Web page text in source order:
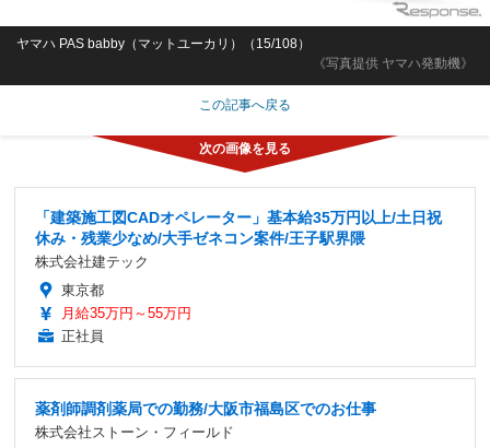
《写真提供 ヤマハ発動機》
ヤマハ PAS babby（マットユーカリ）（15/108）
この記事へ戻る
「建築施工図CADオペレーター」基本給35万円以上/土日祝
休み・残業少なめ/大手ゼネコン案件/王子駅界隈
株式会社建テック
東京都
月給35万円～55万円
正社員
薬剤師調剤薬局での勤務/大阪市福島区でのお仕事
株式会社ストーン・フィールド